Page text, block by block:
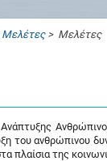
Μελέτες> Μελέτες
του ανθρώπινου
πλαίσια της